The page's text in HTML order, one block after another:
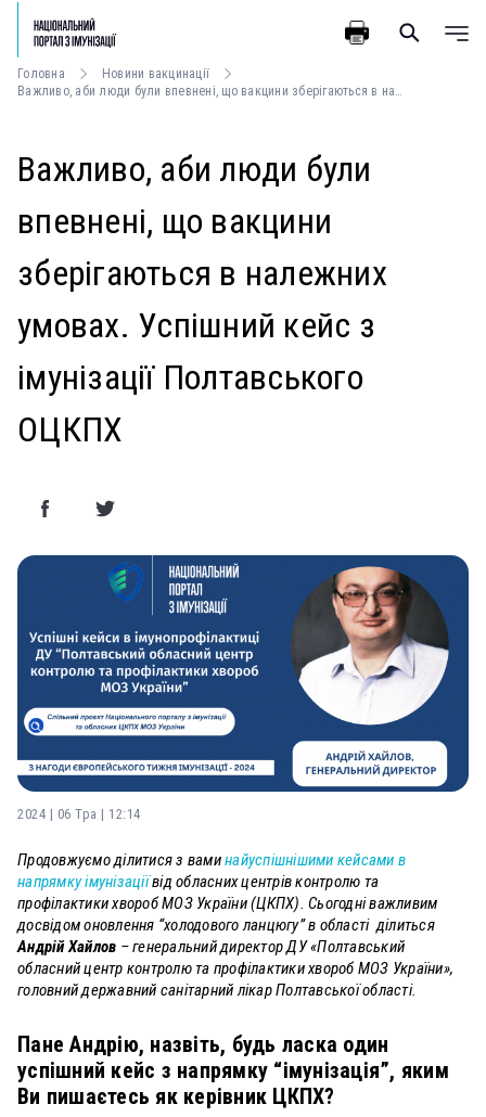
Головна
Новини вакцинації
Важливо, аби люди були впевнені, що вакцини зберігаються в належних умовах. Успішний кейс з імунізації Полтавського ОЦКПХ
Важливо, аби люди були
впевнені, що вакцини
зберігаються в належних
умовах. Успішний кейс з
імунізації Полтавського
ОЦКПХ
2024 | 06 Тра | 12:14
Продовжуємо ділитися з ваминайуспішнішими кейсами в
напрямку імунізаціївід обласних центрів контролю та
профілактики хвороб МОЗ України (ЦКПХ). Сьогодні важливим
досвідом оновлення “холодового ланцюгу” в області ділиться
Андрій Хайлов – генеральний директор ДУ «Полтавський
обласний центр контролю та профілактики хвороб МОЗ України»,
головний державний санітарний лікар Полтавської області.
Пане Андрію, назвіть, будь ласка один
успішний кейс з напрямку “імунізація”, яким
Ви пишаєтесь як керівник ЦКПХ?